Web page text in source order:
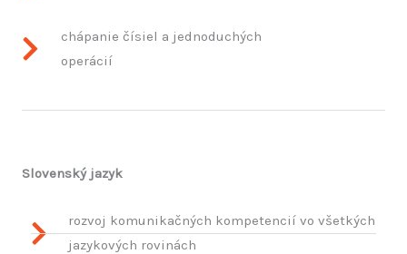
chápanie čísiel a jednoduchých
operácií
Slovenský jazyk
rozvoj komunikačných kompetencií vo všetkých
jazykových rovinách